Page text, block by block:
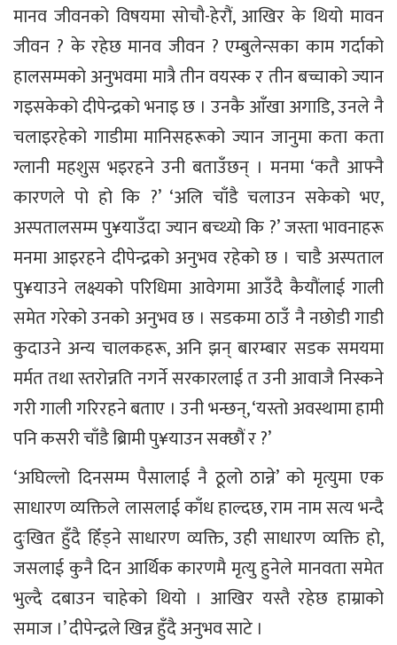
मानव जीवनको विषयमा सोचौ-हेरौं, आखिर के थियो मावन
जीवन ? के रहेछ मानव जीवन ? एम्बुलेन्सका काम गर्दाको
हालसम्मको अनुभवमा मात्रै तीन वयस्क र तीन बच्चाको ज्यान
गइसकेको दीपेन्द्रको भनाइ छ । उनकै आँखा अगाडि, उनले नै
चलाइरहेको गाडीमा मानिसहरूको ज्यान जानुमा कता कता
ग्लानी महशुस भइरहने उनी बताउँछन् । मनमा ‘कतै आफ्नै
कारणले पो हो कि ?’ ‘अलि चाँडै चलाउन सकेको भए,
अस्पतालसम्म पु¥याउँदा ज्यान बच्थ्यो कि ?’ जस्ता भावनाहरू
मनमा आइरहने दीपेन्द्रको अनुभव रहेको छ । चाडै अस्पताल
पु¥याउने लक्ष्यको परिधिमा आवेगमा आउँदै कैयौंलाई गाली
समेत गरेको उनको अनुभव छ । सडकमा ठाउँ नै नछोडी गाडी
कुदाउने अन्य चालकहरू, अनि झन् बारम्बार सडक समयमा
मर्मत तथा स्तरोन्नति नगर्ने सरकारलाई त उनी आवाजै निस्कने
गरी गाली गरिरहने बताए । उनी भन्छन्, ‘यस्तो अवस्थामा हामी
पनि कसरी चाँडै ब्रिामी पु¥याउन सक्छौं र ?’
‘अघिल्लो दिनसम्म पैसालाई नै ठूलो ठान्ने’ को मृत्युमा एक
साधारण व्यक्तिले लासलाई काँध हाल्दछ, राम नाम सत्य भन्दै
दुःखित हुँदै हिँड्ने साधारण व्यक्ति, उही साधारण व्यक्ति हो,
जसलाई कुनै दिन आर्थिक कारणमै मृत्यु हुनेले मानवता समेत
भुल्दै दबाउन चाहेको थियो । आखिर यस्तै रहेछ हाम्राको
समाज ।’ दीपेन्द्रले खिन्न हुँदै अनुभव साटे ।